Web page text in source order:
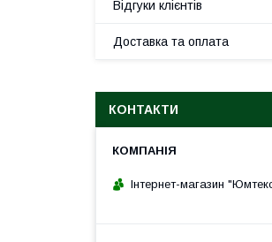
Відгуки клієнтів
Доставка та оплата
КОНТАКТИ
Інтернет-магазин